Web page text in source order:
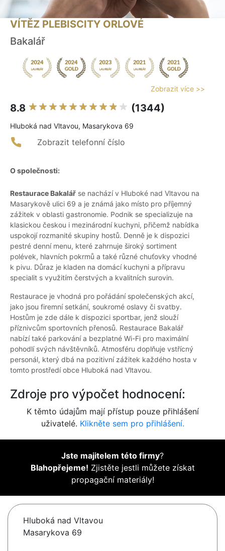
VÍTĚZ PLEBISCITY ORLOVÉ
Bakalář
Zobrazit více >>
8.8 (1344)
Hluboká nad Vltavou, Masarykova 69
Zobrazit telefonní číslo
O společnosti:
Restaurace Bakalář se nachází v Hluboké nad Vltavou na
Masarykově ulici 69 a je známá jako místo pro příjemný
zážitek v oblasti gastronomie. Podnik se specializuje na
klasickou českou i mezinárodní kuchyni, přičemž nabídka
uspokojí rozmanité skupiny hostů. Denně je k dispozici
pestré denní menu, které zahrnuje široký sortiment
polévek, hlavních pokrmů a také různé chuťovky vhodné
k pivu. Důraz je kladen na domácí kuchyni a přípravu
specialit s využitím čerstvých a kvalitních surovin.
Restaurace je vhodná pro pořádání společenských akcí,
jako jsou firemní setkání, soukromé oslavy či svatby.
Hostům je zde dále k dispozici sportbar, jenž slouží
příznivcům sportovních přenosů. Restaurace Bakalář
nabízí také parkování a bezplatné Wi-Fi pro maximální
pohodlí svých návštěvníků. Atmosféru doplňuje vstřícný
personál, který dbá na pozitivní zážitek každého hosta v
tomto prostředí obce Hluboká nad Vltavou.
Zdroje pro výpočet hodnocení:
K těmto údajům mají přístup pouze přihlášení
uživatelé. Klikněte sem pro přihlášení.
Jste majitelem této firmy?
Blahopřejeme! Zjistěte jestli můžete získat
propagační materiály!
Hluboká nad Vltavou
Masarykova 69